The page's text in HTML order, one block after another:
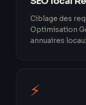
Ciblage des
Optimisation
annuaires
⚡